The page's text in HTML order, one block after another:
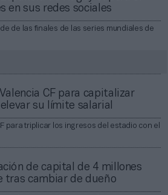
en sus redes sociales
de las finales de las series mundiales de
CF para capitalizar
su límite salarial
para triplicar los ingresos del estadio con el
de capital de 4 millones
tras cambiar de dueño